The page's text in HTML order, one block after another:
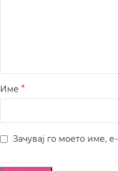
Име *
Зачувај го моето име,